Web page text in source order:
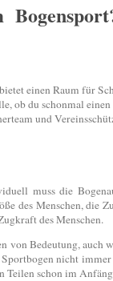
einen Raum für
ob du schonmal
und
muss die
des Menschen, die
des Menschen.
von Bedeutung, auch
nicht
Teilen schon im